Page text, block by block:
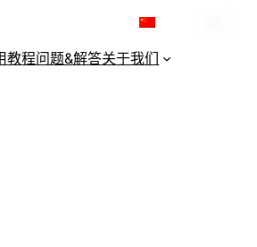
教程问题&解答关于我们